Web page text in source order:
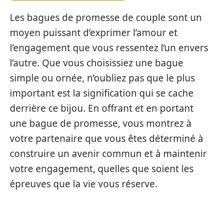
Les bagues de promesse de couple sont un
moyen puissant d’exprimer l’amour et
l’engagement que vous ressentez l’un envers
l’autre. Que vous choisissiez une bague
simple ou ornée, n’oubliez pas que le plus
important est la signification qui se cache
derrière ce bijou. En offrant et en portant
une bague de promesse, vous montrez à
votre partenaire que vous êtes déterminé à
construire un avenir commun et à maintenir
votre engagement, quelles que soient les
épreuves que la vie vous réserve.